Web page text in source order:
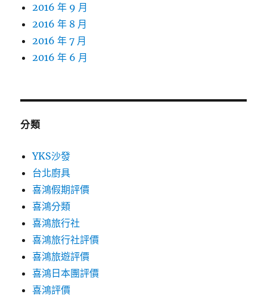
2016 年 9 月
2016 年 8 月
2016 年 7 月
2016 年 6 月
分類
YKS沙發
台北廚具
喜鴻假期評價
喜鴻分類
喜鴻旅行社
喜鴻旅行社評價
喜鴻旅遊評價
喜鴻日本團評價
喜鴻評價